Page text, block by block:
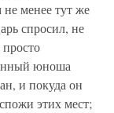
менее тут же
спросил, не
юноша
и покуда он
этих мест;